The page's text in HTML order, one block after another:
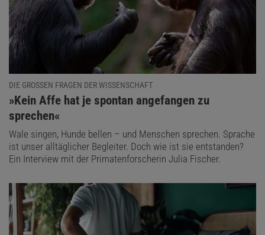
DIE GROSSEN FRAGEN DER WISSENSCHAFT
:
»Kein Affe hat je spontan angefangen zu
sprechen«
Wale singen, Hunde bellen – und Menschen sprechen. Sprache
ist unser alltäglicher Begleiter. Doch wie ist sie entstanden?
Ein Interview mit der Primatenforscherin Julia Fischer.